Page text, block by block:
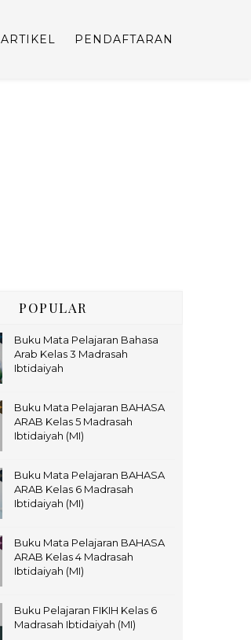
ARTIKEL PENDAFTARAN
POPULAR
Buku Mata Pelajaran Bahasa
Arab Kelas 3 Madrasah
Ibtidaiyah
Buku Mata Pelajaran BAHASA
ARAB Kelas 5 Madrasah
Ibtidaiyah (MI)
Buku Mata Pelajaran BAHASA
ARAB Kelas 6 Madrasah
Ibtidaiyah (MI)
Buku Mata Pelajaran BAHASA
ARAB Kelas 4 Madrasah
Ibtidaiyah (MI)
Buku Pelajaran FIKIH Kelas 6
Madrasah Ibtidaiyah (MI)